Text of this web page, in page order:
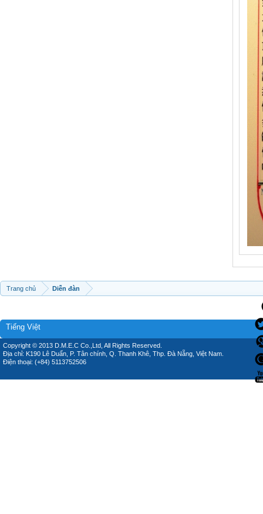
Trang chủ Diễn đàn
Tiếng Việt
Copyright © 2013 D.M.E.C Co.,Ltd, All Rights Reserved.
Địa chỉ: K190 Lê Duẩn, P. Tân chính, Q. Thanh Khê, Thp. Đà Nẵng, Việt Nam.
Điện thoại: (+84) 5113752506